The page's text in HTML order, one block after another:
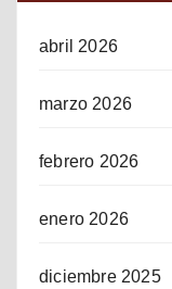
abril 2026
marzo 2026
febrero 2026
enero 2026
diciembre 2025